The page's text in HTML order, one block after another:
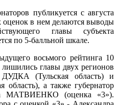
публикуется с августа
оценок в нем делаются выводы
главы субъекта
по 5-балльной шкале.
восьмого рейтинга 10
главы двух регионов
(Тульская область) и
а также губернатор
МАТВИЕНКО (оценка «3»).